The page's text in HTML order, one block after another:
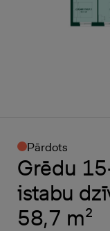
Pārdots
Grēdu
istabu
58,7 m²